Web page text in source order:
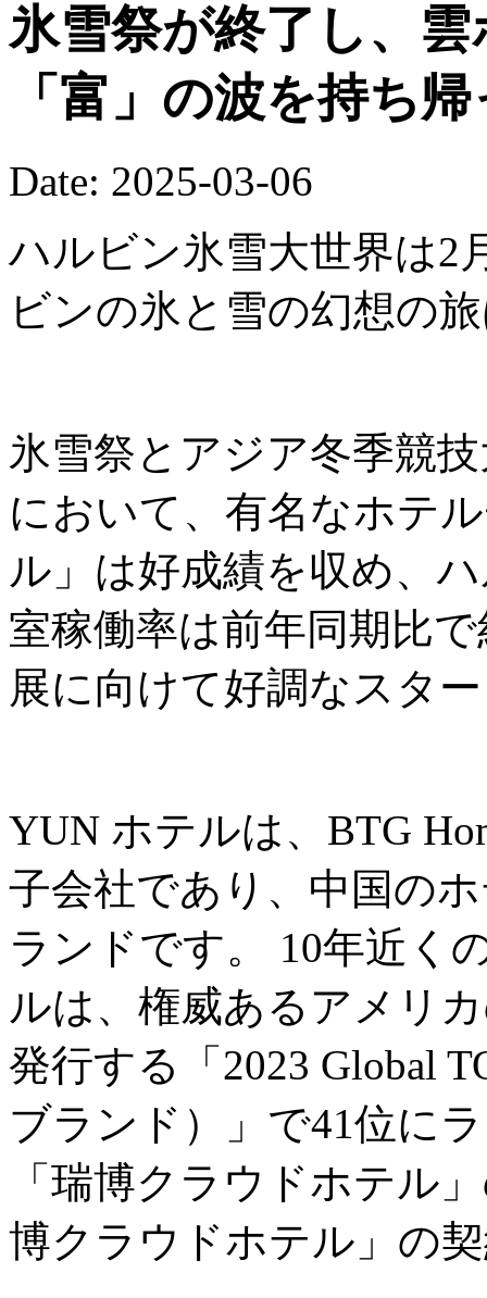
氷雪祭が終了し、
「富」の波を持ち
Date: 2025-03-06
ハルビン氷雪大世界は2
ビンの氷と雪の幻想の
氷雪祭とアジア冬季競
において、有名なホテ
ル」は好成績を収め、
室稼働率は前年同期比
展に向けて好調なスタ
YUN ホテルは、BTG
子会社であり、中国の
ランドです。 10年近く
ルは、権威あるアメリ
発行する「2023 Global
ブランド）」で41位に
「瑞博クラウドホテル
博クラウドホテル」の